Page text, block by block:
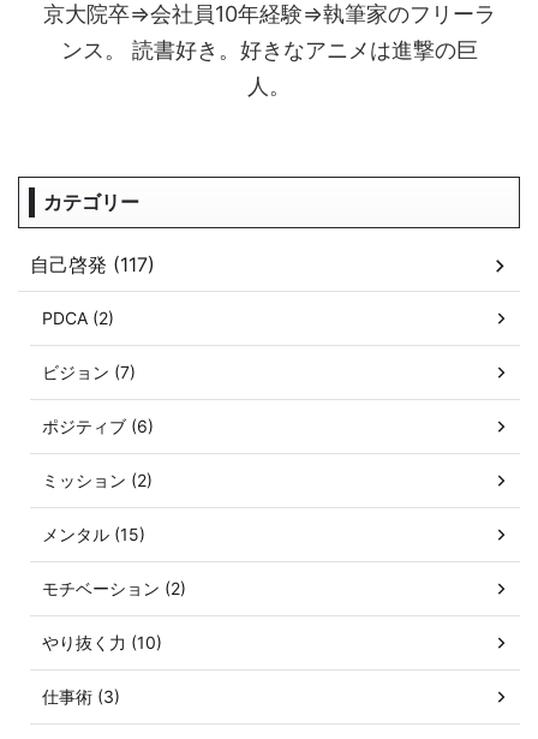
京大院卒⇒会社員10年経験⇒執筆家のフリーラ
ンス。 読書好き。好きなアニメは進撃の巨
人。
カテゴリー
自己啓発 (117)
PDCA (2)
ビジョン (7)
ポジティブ (6)
ミッション (2)
メンタル (15)
モチベーション (2)
やり抜く力 (10)
仕事術 (3)